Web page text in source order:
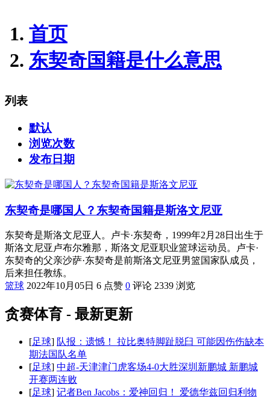
首页
东契奇国籍是什么意思
列表
默认
浏览次数
发布日期
东契奇是哪国人？东契奇国籍是斯洛文尼亚
东契奇是斯洛文尼亚人。卢卡·东契奇，1999年2月28日出生于
斯洛文尼亚卢布尔雅那，斯洛文尼亚职业篮球运动员。卢卡·
东契奇的父亲沙萨·东契奇是前斯洛文尼亚男篮国家队成员，
后来担任教练。
篮球 2022年10月05日 6 点赞 0 评论 2339 浏览
贪赛体育 - 最新更新
[足球] 队报：遗憾！ 拉比奥特脚趾脱臼 可能因伤伤缺本
期法国队名单
[足球] 中超-天津津门虎客场4-0大胜深圳新鹏城 新鹏城
开赛两连败
[足球] 记者Ben Jacobs：爱神回归！ 爱德华兹回归利物